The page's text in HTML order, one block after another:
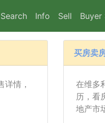
Search Info Sell Buyer
情，
买房卖
在维多
历，看
地产市